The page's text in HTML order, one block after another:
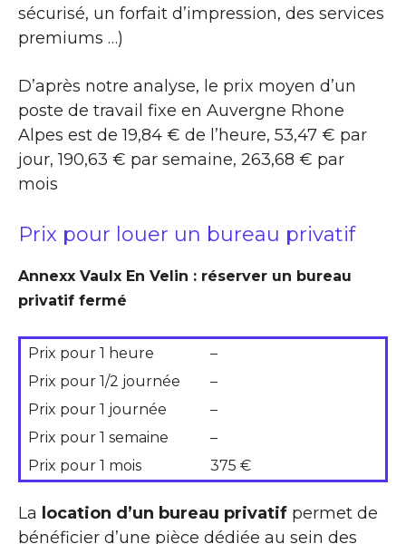
sécurisé, un forfait d’impression, des services
premiums …)
D’après notre analyse, le prix moyen d’un
poste de travail fixe en Auvergne Rhone
Alpes est de 19,84 € de l’heure, 53,47 € par
jour, 190,63 € par semaine, 263,68 € par
mois
Prix pour louer un bureau privatif
Annexx Vaulx En Velin : réserver un bureau
privatif fermé
Prix pour 1 heure
–
Prix pour 1/2 journée
–
Prix pour 1 journée
–
Prix pour 1 semaine
–
Prix pour 1 mois
375 €
La location d’un bureau privatif permet de
bénéficier d’une pièce dédiée au sein des